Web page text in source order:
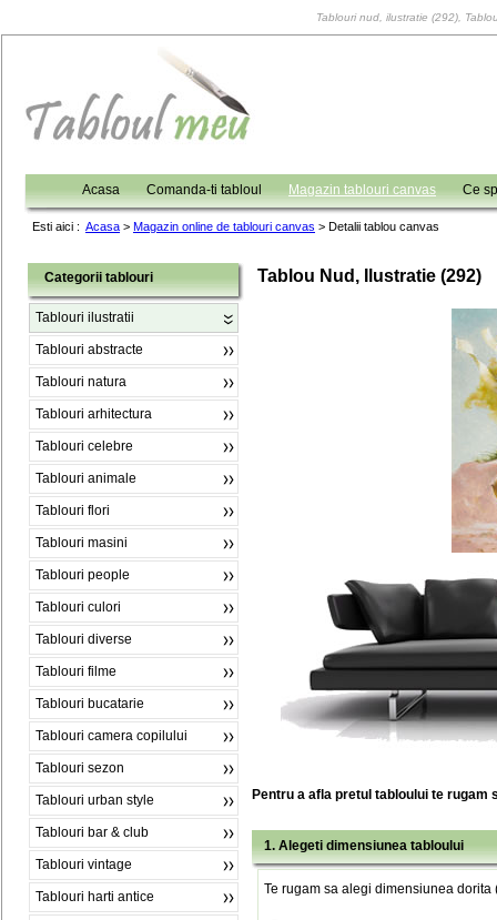
Tablouri nud, ilustratie (292),
Acasa Comanda-ti tabloul Magazin tablouri canvas Ce
Esti aici : Acasa > Magazin online de tablouri canvas > Detalii tablou canvas
Categorii tablouri
Tablouri ilustratii
Tablouri abstracte
Tablouri natura
Tablouri arhitectura
Tablouri celebre
Tablouri animale
Tablouri flori
Tablouri masini
Tablouri people
Tablouri culori
Tablouri diverse
Tablouri filme
Tablouri bucatarie
Tablouri camera copilului
Tablouri sezon
Tablouri urban style
Tablouri bar & club
Tablouri vintage
Tablouri harti antice
Tablou Nud, Ilustratie (292)
Pentru a afla pretul tabloului te rugam
1. Alegeti dimensiunea tabloului
Te rugam sa alegi dimensiunea dorita